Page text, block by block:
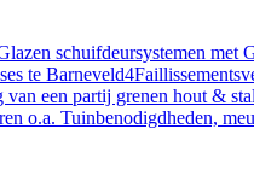
schuifdeursystemen
te Barneveld4
van een partij grenen hout &
o.a. Tuinbenodigdheden,